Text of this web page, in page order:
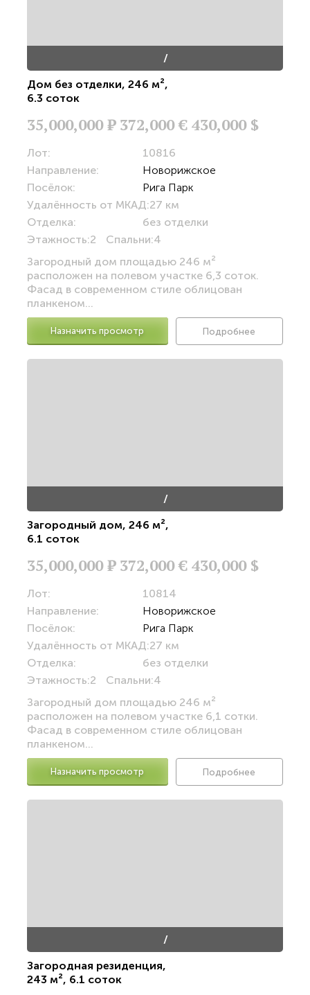
/
Дом без отделки, 246 м²,
6.3 соток
35,000,000Р 372,000 € 430,000 $
Лот:
10816
Направление:
Новорижское
Посёлок:
Рига Парк
Удалённость от МКАД:27 км
Отделка:
без отделки
Этажность:2 Спальни:4
Загородный дом площадью 246 м²
расположен на полевом участке 6,3 соток.
Фасад в современном стиле облицован
планкеном...
Назначить просмотр Подробнее
/
Загородный дом, 246 м²,
6.1 соток
35,000,000Р 372,000 € 430,000 $
Лот:
10814
Направление:
Новорижское
Посёлок:
Рига Парк
Удалённость от МКАД:27 км
Отделка:
без отделки
Этажность:2 Спальни:4
Загородный дом площадью 246 м²
расположен на полевом участке 6,1 сотки.
Фасад в современном стиле облицован
планкеном...
Назначить просмотр Подробнее
/
Загородная резиденция,
243 м², 6.1 соток